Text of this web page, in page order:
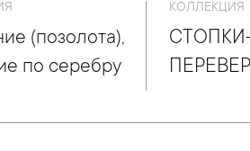
(позолота),
по серебру
КОЛЛЕКЦИЯ